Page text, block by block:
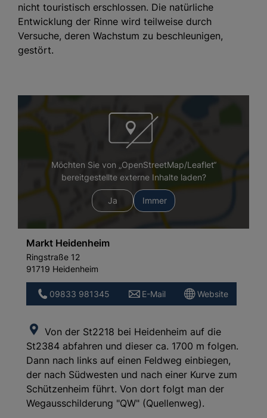
nicht touristisch erschlossen. Die natürliche
Entwicklung der Rinne wird teilweise durch
Versuche, deren Wachstum zu beschleunigen,
gestört.
Möchten Sie von „OpenStreetMap/Leaflet“
bereitgestellte externe Inhalte laden?
Ja Immer
Markt Heidenheim
Ringstraße 12
91719 Heidenheim
09833 981345 E-Mail Website
Von der St2218 bei Heidenheim auf die
St2384 abfahren und dieser ca. 1700 m folgen.
Dann nach links auf einen Feldweg einbiegen,
der nach Südwesten und nach einer Kurve zum
Schützenheim führt. Von dort folgt man der
Wegausschilderung "QW" (Quellenweg).